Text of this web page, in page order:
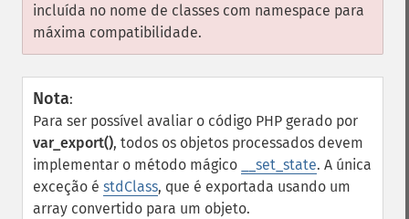
incluída no nome de classes com namespace para
máxima compatibilidade.
Nota:
Para ser possível avaliar o código PHP gerado por
var_export(), todos os objetos processados devem
implementar o método mágico
__set_state. A única
exceção é stdClass, que é exportada usando um
array convertido para um objeto.